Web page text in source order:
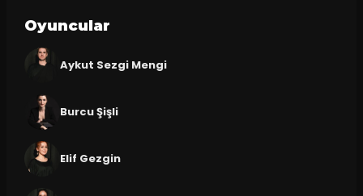
Oyuncular
Aykut Sezgi Mengi
Burcu Şişli
Elif Gezgin